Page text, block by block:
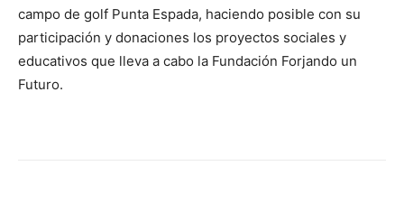
campo de golf Punta Espada, haciendo posible con su
participación y donaciones los proyectos sociales y
educativos que lleva a cabo la Fundación Forjando un
Futuro.